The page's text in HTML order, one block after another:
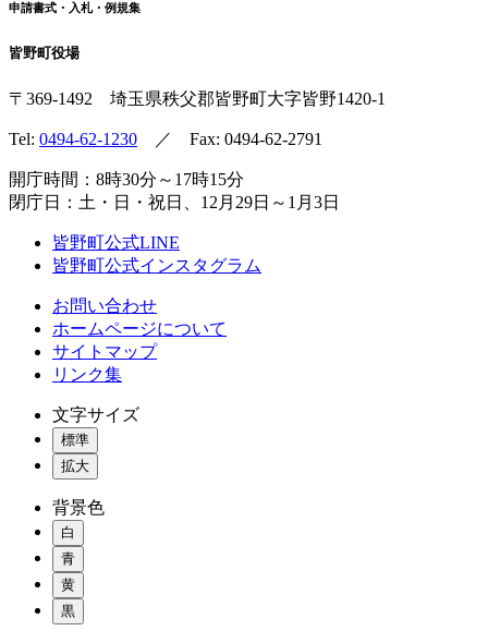
申請書式・入札・例規集
皆野町役場
〒369-1492 埼玉県秩父郡皆野町大字皆野1420-1
Tel: 0494-62-1230 ／ Fax: 0494-62-2791
開庁時間：8時30分～17時15分
閉庁日：土・日・祝日、12月29日～1月3日
皆野町公式LINE
皆野町公式インスタグラム
お問い合わせ
ホームページについて
サイトマップ
リンク集
文字サイズ
標準
拡大
背景色
白
青
黄
黒